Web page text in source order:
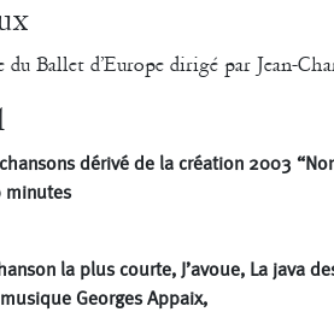
du Ballet d’Europe dirigé par Jean-
dérivé de la création 2003
minutes
la plus courte, J’avoue, La java
Georges Appaix,